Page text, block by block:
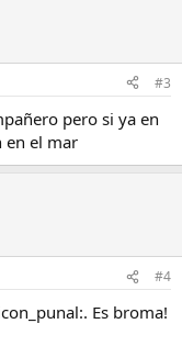
#3
pero si ya en
en el mar
#4
Es broma!